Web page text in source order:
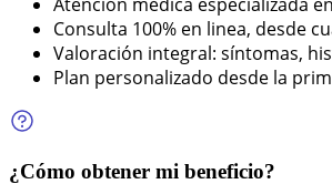
Consulta 100% en linea, desde
Valoración integral: síntomas,
Plan personalizado desde la
¿Cómo obtener mi beneficio?